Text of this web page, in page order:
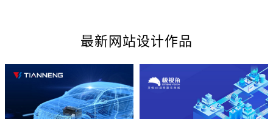
最新网站设计作品
您的预算 1万-3万 3万-5万 5万-8万